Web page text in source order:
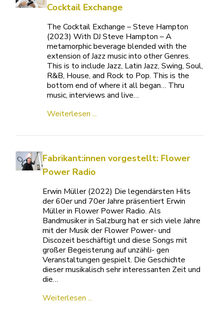
Cocktail Exchange
The Cocktail Exchange – Steve Hampton
(2023) With DJ Steve Hampton – A
metamorphic beverage blended with the
extension of Jazz music into other Genres.
This is to include Jazz, Latin Jazz, Swing, Soul,
R&B, House, and Rock to Pop. This is the
bottom end of where it all began… Thru
music, interviews and live…
Weiterlesen ...
Fabrikant:innen vorgestellt: Flower
Power Radio
Erwin Müller (2022) Die legendärsten Hits
der 60er und 70er Jahre präsentiert Erwin
Müller in Flower Power Radio. Als
Bandmusiker in Salzburg hat er sich viele Jahre
mit der Musik der Flower Power- und
Discozeit beschäftigt und diese Songs mit
großer Begeisterung auf unzähli- gen
Veranstaltungen gespielt. Die Geschichte
dieser musikalisch sehr interessanten Zeit und
die…
Weiterlesen ...